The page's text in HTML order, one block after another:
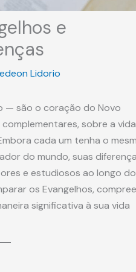
e
Lidorio
— são o coração do Novo
sobre a
cada um tenha o
do mundo, suas
e estudiosos ao longo
os Evangelhos,
significativa à sua vida